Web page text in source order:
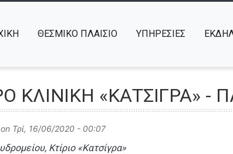
ΘΕΣΜΙΚΟ ΠΛΑΙΣΙΟ ΥΠΗΡΕΣΙΕΣ
ΚΛΙΝΙΚΗ «ΚΑΤΣΙΓΡΑ» -
on Τρί, 16/06/2020 - 00:07
Κτίριο «Κατσίγρα»